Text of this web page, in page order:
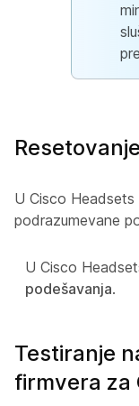
U Cisco
podrazumevane
U Cisco
podešavanja.
Testiranje
firmvera za